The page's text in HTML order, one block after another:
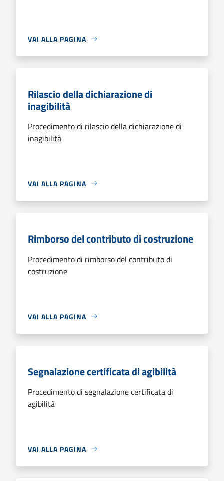
VAI ALLA PAGINA
Rilascio della dichiarazione di
inagibilità
Procedimento di rilascio della dichiarazione di
inagibilità
VAI ALLA PAGINA
Rimborso del contributo di costruzione
Procedimento di rimborso del contributo di
costruzione
VAI ALLA PAGINA
Segnalazione certificata di agibilità
Procedimento di segnalazione certificata di
agibilità
VAI ALLA PAGINA